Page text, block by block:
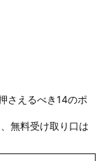
さえるべき14のポ
無料受け取り口は